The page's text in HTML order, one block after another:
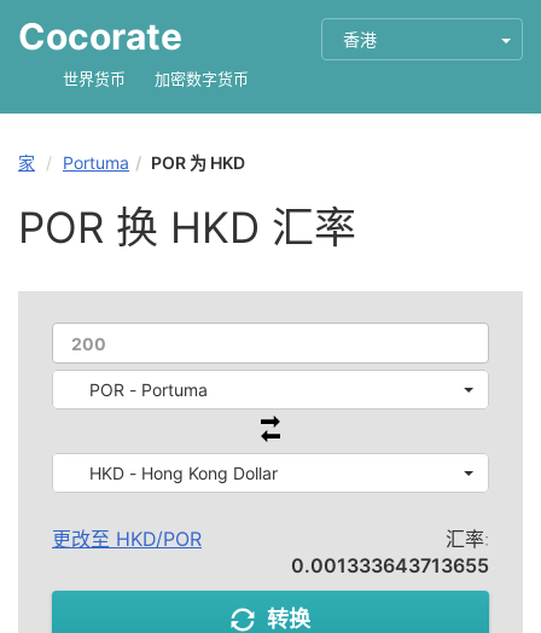
Cocorate 香港
世界货币 加密数字货币
家 Portuma POR 为 HKD
POR 换 HKD 汇率
POR - Portuma
HKD - Hong Kong Dollar
更改至 HKD/POR
汇率:
0.001333643713655
转换